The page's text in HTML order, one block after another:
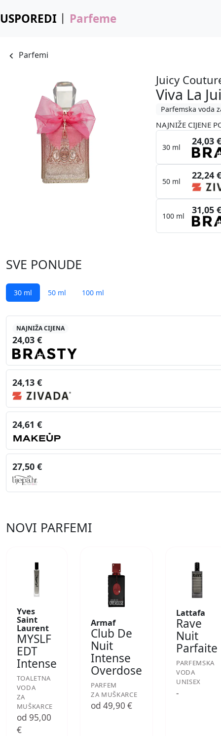
USPOREDI Parfeme
Parfemi
Juicy
Viva La
Parfemska voda
NAJNIŽE CIJENE
30 ml
24,03
50 ml
22,24
100 ml
31,05
SVE PONUDE
30 ml 50 ml 100 ml
NAJNIŽA CIJENA
24,03 €
24,13 €
24,61 €
27,50 €
NOVI PARFEMI
Yves
Saint
Laurent
MYSLF
EDT
Intense
TOALETNA
VODA
ZA
MUŠKARCE
od 95,00
€
Armaf
Club De
Nuit
Intense
Overdose
PARFEM
ZA MUŠKARCE
od 49,90 €
Lattafa
Rave
Nuit
Parfaite
PARFEMSKA
VODA
UNISEX
-